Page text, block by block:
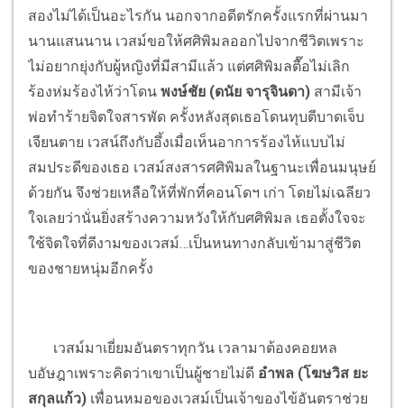
สองไม่ได้เป็นอะไรกัน นอกจากอดีตรักครั้งแรกที่ผ่านมา
นานแสนนาน เวสม์ขอให้ศศิพิมลออกไปจากชีวิตเพราะ
ไม่อยากยุ่งกับผู้หญิงที่มีสามีแล้ว แต่ศศิพิมลตื๊อไม่เลิก
ร้องห่มร้องไห้ว่าโดน พงษ์ชัย (ดนัย จารุจินดา) สามีเจ้า
พ่อทำร้ายจิตใจสารพัด ครั้งหลังสุดเธอโดนทุบตีบาดเจ็บ
เจียนตาย เวสน์ถึงกับอึ้งเมื่อเห็นอาการร้องไห้แบบไม่
สมประดีของเธอ เวสม์สงสารศศิพิมลในฐานะเพื่อนมนุษย์
ด้วยกัน จึงช่วยเหลือให้ที่พักที่คอนโดฯ เก่า โดยไม่เฉลียว
ใจเลยว่านั่นยิ่งสร้างความหวังให้กับศศิพิมล เธอตั้งใจจะ
ใช้จิตใจที่ดีงามของเวสม์…เป็นหนทางกลับเข้ามาสู่ชีวิต
ของชายหนุ่มอีกครั้ง
เวสม์มาเยี่ยมอันตราทุกวัน เวลามาต้องคอยหล
บอัษฎาเพราะคิดว่าเขาเป็นผู้ชายไม่ดี อำพล (โฆษวิส ยะ
สกุลแก้ว) เพื่อนหมอของเวสม์เป็นเจ้าของไข้อันตราช่วย